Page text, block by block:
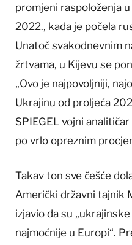
promjeni raspoloženja
2022., kada je počela
Unatoč svakodnevnim
žrtvama, u Kijevu se
„Ovo je najpovoljniji,
Ukrajinu od proljeća
SPIEGEL vojni
po vrlo opreznim
Takav ton sve češće
Američki državni tajnik
izjavio da su
najmoćnije u Europi“.